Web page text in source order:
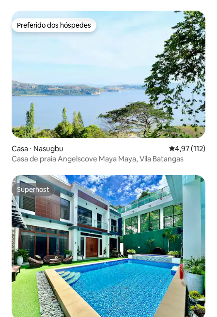
Preferido dos hóspedes
Preferido dos hóspedes
Casa ⋅ Nasugbu 4,97 de uma
4,97 (112)
Casa de praia Angelscove Maya Maya, Vila Batangas
Superhost
Superhost